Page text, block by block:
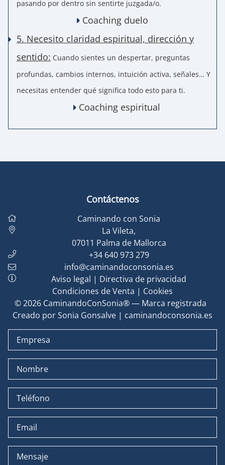
pasando por dentro sin sentirte juzgada/o.
Coaching duelo
5. Necesito claridad espiritual, dirección y
sentido: Cuando sientes un despertar, preguntas
profundas, cambios internos, intuición activa, señales… Y
necesitas entender qué significa todo esto para ti.
Coaching espiritual
Contáctenos
Caminando con Sonia
La Vileta,
07011 Palma de Mallorca
+34 640 973 279
info@caminandoconsonia.es
Aviso legal | Directiva de privacidad
Condiciones de Venta | Cookies
© 2026 CaminandoConSonia® — Marca registrada
Creado por Sonia Gonsalve | caminandoconsonia.es